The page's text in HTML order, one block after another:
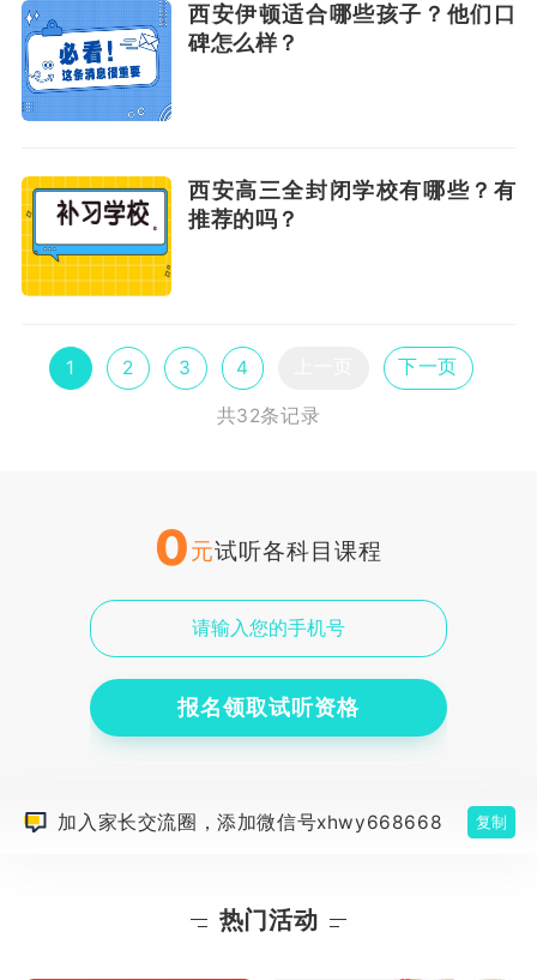
西安伊顿适合哪些孩子？他们口
碑怎么样？
西安高三全封闭学校有哪些？有
推荐的吗？
1 2 3 4 下一页
共32条记录
0元试听各科目课程
报名领取试听资格
加入家长交流圈，添加微信号xhwy668668 复制
热门活动